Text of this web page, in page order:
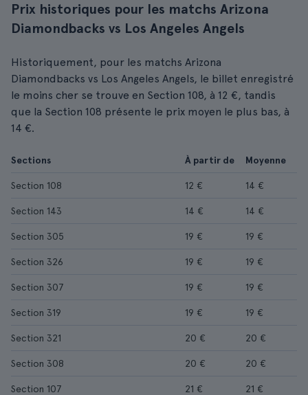
Prix historiques pour les matchs Arizona
Diamondbacks vs Los Angeles Angels
Historiquement, pour les matchs Arizona
Diamondbacks vs Los Angeles Angels, le billet enregistré
le moins cher se trouve en Section 108, à 12 €, tandis
que la Section 108 présente le prix moyen le plus bas, à
14 €.
Sections À partir de Moyenne
Section 108 12 € 14 €
Section 143 14 € 14 €
Section 305 19 € 19 €
Section 326 19 € 19 €
Section 307 19 € 19 €
Section 319 19 € 19 €
Section 321 20 € 20 €
Section 308 20 € 20 €
Section 107 21 € 21 €